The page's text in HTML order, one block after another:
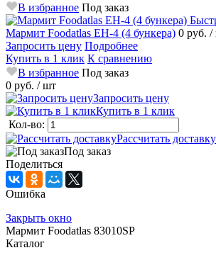
В избранное Под заказ
Мармит Foodatlas EH-4 (4 бункера) 0 руб. /
Запросить цену Подробнее
Купить в 1 клик К сравнению
В избранное Под заказ
0 руб. / шт
Запросить цену
Купить в 1 клик
Кол-во:
Рассчитать доставку
Под заказ
Поделиться
Ошибка
Закрыть окно
Мармит Foodatlas 83010SP
Каталог